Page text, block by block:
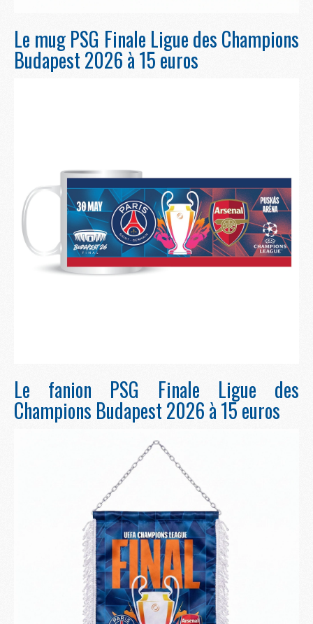
Le mug PSG Finale Ligue des Champions
Budapest 2026 à 15 euros
Le fanion PSG Finale Ligue des
Champions Budapest 2026 à 15 euros